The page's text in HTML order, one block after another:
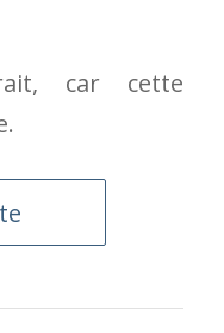
COURT
,EVENEMENTS